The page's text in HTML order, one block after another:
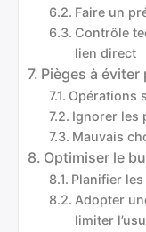
Faire un
Contrôle
lien direct
Pièges à
Opérations
Ignorer les
Mauvais
Optimiser le
Planifier les
Adopter
limiter